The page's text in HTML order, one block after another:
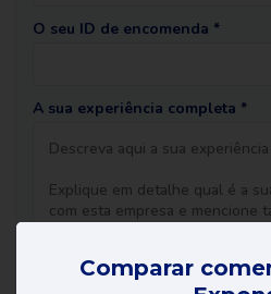
O seu ID de encomenda *
A sua experiência completa *
Comparar